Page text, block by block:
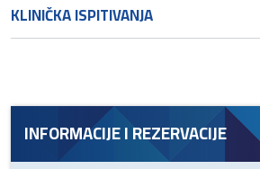
KLINIČKA ISPITIVANJA
INFORMACIJE I REZERVACIJE